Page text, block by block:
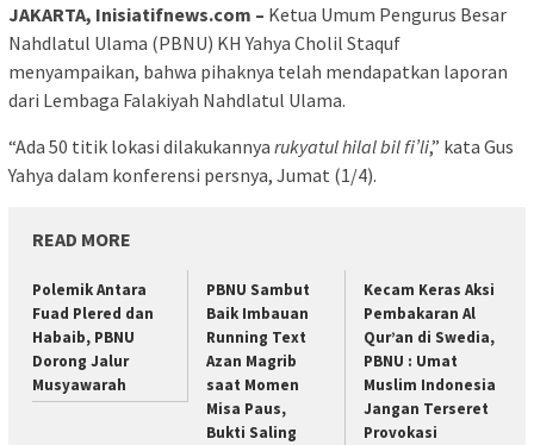
JAKARTA, Inisiatifnews.com – Ketua Umum Pengurus Besar
Nahdlatul Ulama (PBNU) KH Yahya Cholil Staquf
menyampaikan, bahwa pihaknya telah mendapatkan laporan
dari Lembaga Falakiyah Nahdlatul Ulama.
“Ada 50 titik lokasi dilakukannya rukyatul hilal bil fi’li,” kata Gus
Yahya dalam konferensi persnya, Jumat (1/4).
READ MORE
Polemik Antara
Fuad Plered dan
Habaib, PBNU
Dorong Jalur
Musyawarah
PBNU Sambut
Baik Imbauan
Running Text
Azan Magrib
saat Momen
Misa Paus,
Bukti Saling
Kecam Keras Aksi
Pembakaran Al
Qur’an di Swedia,
PBNU : Umat
Muslim Indonesia
Jangan Terseret
Provokasi